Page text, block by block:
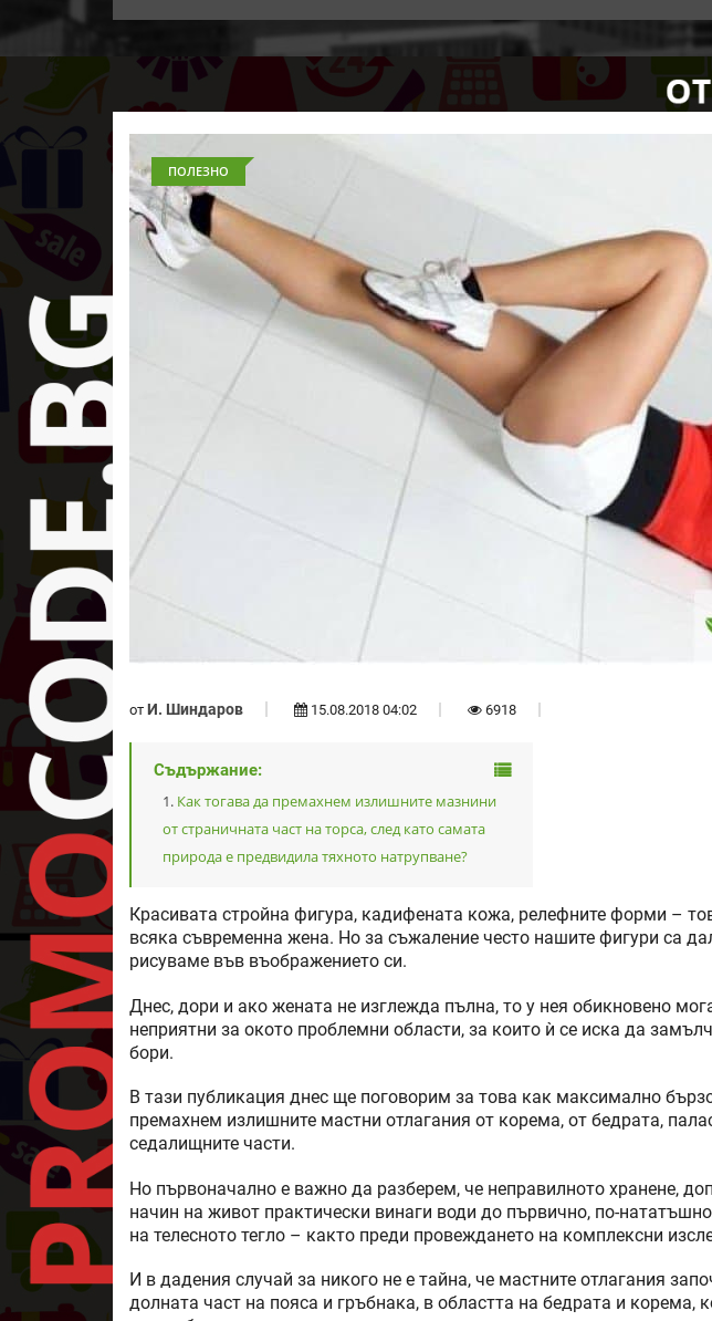
ПОЛЕЗНО
от И. Шиндаров 15.08.2018 04:02 6918
Съдържание:
Как тогава да премахнем излишните мазнини
от страничната част на торса, след като самата
природа е предвидила тяхното натрупване?
Красивата стройна фигура, кадифената кожа, релефните форми –
всяка съвременна жена. Но за съжаление често нашите фигури са
рисуваме във въображението си.
Днес, дори и ако жената не изглежда пълна, то у нея обикновено
неприятни за окото проблемни области, за които ѝ се иска да
бори.
В тази публикация днес ще поговорим за това как максимално
премахнем излишните мастни отлагания от корема, от бедрата,
седалищните части.
Но първоначално е важно да разберем, че неправилното хранене,
начин на живот практически винаги води до първично, по-
на телесното тегло – както преди провеждането на комплексни
И в дадения случай за никого не е тайна, че мастните отлагания
долната част на пояса и гръбнака, в областта на бедрата и корема,